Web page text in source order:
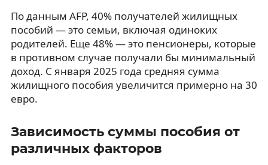
По данным AFP, 40% получателей жилищных
пособий — это семьи, включая одиноких
родителей. Еще 48% — это пенсионеры, которые
в противном случае получали бы минимальный
доход. С января 2025 года средняя сумма
жилищного пособия увеличится примерно на 30
евро.
Зависимость суммы пособия от
различных факторов